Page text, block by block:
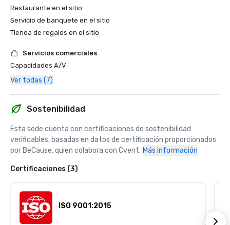
Restaurante en el sitio
Servicio de banquete en el sitio
Tienda de regalos en el sitio
Servicios comerciales
Capacidades A/V
Ver todas (7)
Sostenibilidad
Esta sede cuenta con certificaciones de sostenibilidad
verificables, basadas en datos de certificación proporcionados
por BeCause, quien colabora con Cvent. Más información
Certificaciones (3)
ISO 9001:2015